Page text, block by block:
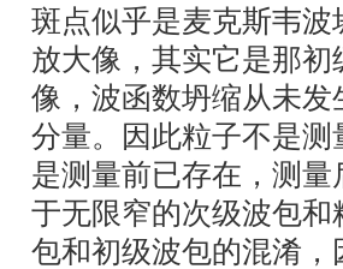
斑点似乎是麦克斯韦波
放大像，其实它是那初
像，波函数坍缩从未
分量。因此粒子不是
是测量前已存在，测
于无限窄的次级波包
包和初级波包的混淆